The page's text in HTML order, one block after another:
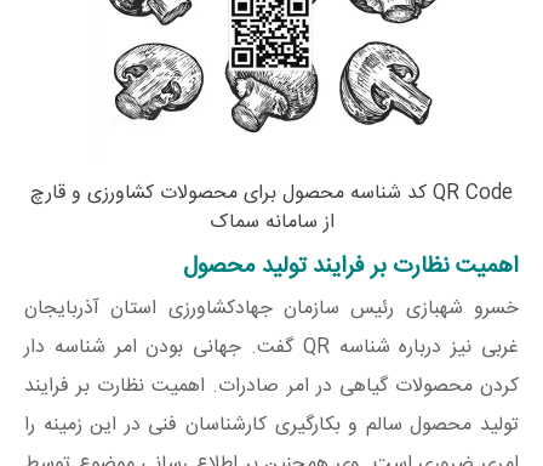
QR Code کد شناسه محصول برای محصولات کشاورزی و قارچ
از سامانه سماک
اهمیت نظارت بر فرایند تولید محصول
خسرو شهبازی رئیس سازمان جهادکشاورزی استان آذربایجان
غربی نیز درباره شناسه QR گفت. جهانی بودن امر شناسه دار
کردن محصولات گیاهی در امر صادرات. اهمیت نظارت بر فرایند
تولید محصول سالم و بکارگیری کارشناسان فنی در این زمینه را